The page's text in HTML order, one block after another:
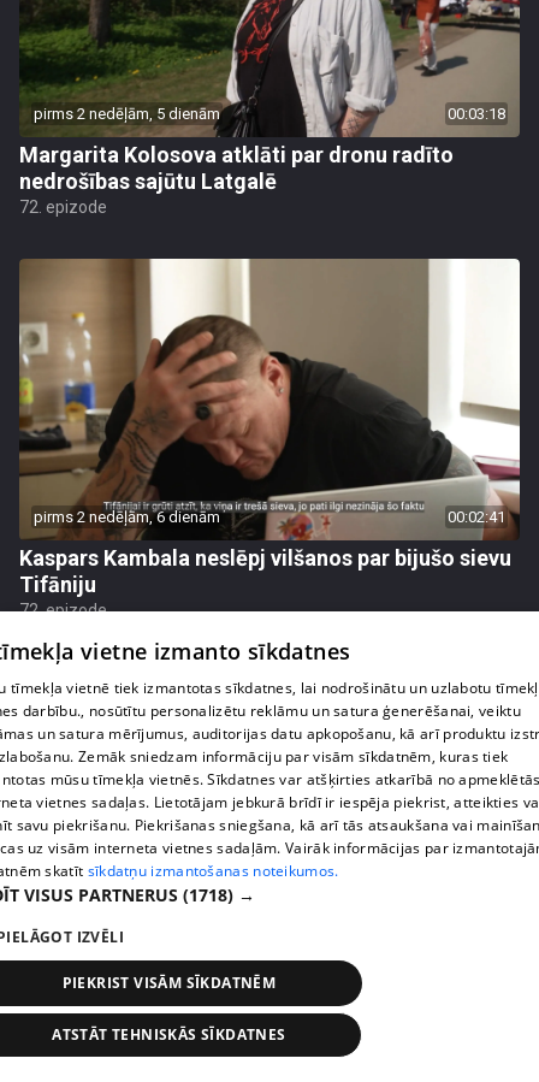
pirms 2 nedēļām, 5 dienām 00:03:18
Margarita Kolosova atklāti par dronu radīto
nedrošības sajūtu Latgalē
72. epizode
pirms 2 nedēļām, 6 dienām 00:02:41
Kaspars Kambala neslēpj vilšanos par bijušo sievu
Tifāniju
72. epizode
Draudzene aicina pārvākties Magoni uz Kurzemes
73. epizode
vietne izmanto sīkdatnes
tīmekļa vietnē tiek izmantotas sīkdatnes, lai nodrošinātu un uzlabotu
darbību., nosūtītu personalizētu reklāmu un satura ģenerēšanai, veiktu
un satura mērījumus, auditorijas datu apkopošanu, kā arī produktu
Zemāk sniedzam informāciju par visām sīkdatnēm, kuras tiek
mūsu tīmekļa vietnēs. Sīkdatnes var atšķirties atkarībā no
vietnes sadaļas. Lietotājam jebkurā brīdī ir iespēja piekrist, atteikties
savu piekrišanu. Piekrišanas sniegšana, kā arī tās atsaukšana vai
uz visām interneta vietnes sadaļām. Vairāk informācijas par
skatīt sīkdatņu izmantošanas noteikumos.
VISUS PARTNERUS (1718) →
IZVĒLI
PIEKRIST VISĀM SĪKDATNĒM
ATSTĀT TEHNISKĀS SĪKDATNES